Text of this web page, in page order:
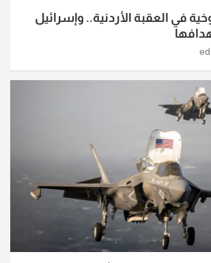
في العقبة الأردنية.. وإسرائيل